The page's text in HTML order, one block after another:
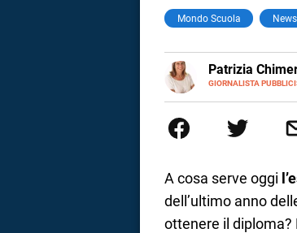
Mondo Scuola News
Patrizia
GIORNALISTA
E-
MAIL
LINKEDIN
comunicazione
A cosa serve oggi
dell’ultimo anno
ottenere il diploma?